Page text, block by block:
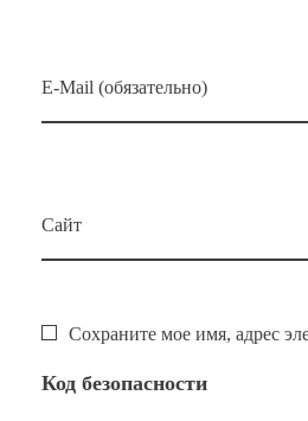
E-Mail (обязательно)
Сайт
Сохраните мое имя, адрес
Код безопасности